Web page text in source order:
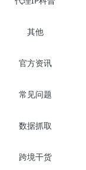
其他
官方资讯
常见问题
数据抓取
跨境干货